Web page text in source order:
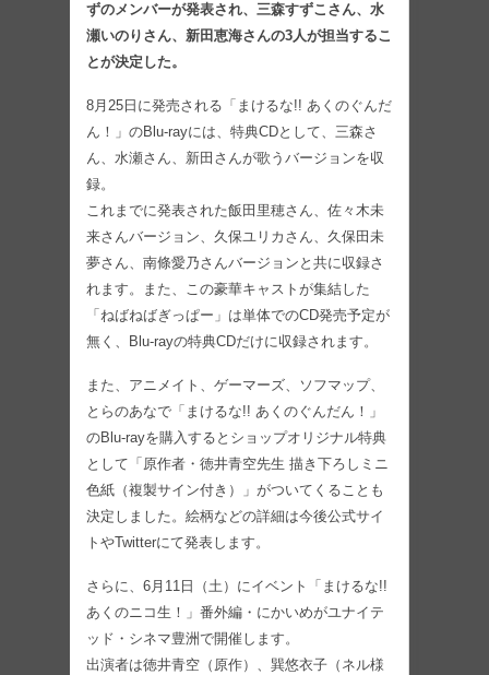
ずのメンバーが発表され、三森すずこさん、水
瀬いのりさん、新田恵海さんの3人が担当するこ
とが決定した。
8月25日に発売される「まけるな!! あくのぐんだ
ん！」のBlu-rayには、特典CDとして、三森さ
ん、水瀬さん、新田さんが歌うバージョンを収
録。
これまでに発表された飯田里穂さん、佐々木未
来さんバージョン、久保ユリカさん、久保田未
夢さん、南條愛乃さんバージョンと共に収録さ
れます。また、この豪華キャストが集結した
「ねばねばぎっぱー」は単体でのCD発売予定が
無く、Blu-rayの特典CDだけに収録されます。
また、アニメイト、ゲーマーズ、ソフマップ、
とらのあなで「まけるな!! あくのぐんだん！」
のBlu-rayを購入するとショップオリジナル特典
として「原作者・徳井青空先生 描き下ろしミニ
色紙（複製サイン付き）」がついてくることも
決定しました。絵柄などの詳細は今後公式サイ
トやTwitterにて発表します。
さらに、6月11日（土）にイベント「まけるな!!
あくのニコ生！」番外編・にかいめがユナイテ
ッド・シネマ豊洲で開催します。
出演者は徳井青空（原作）、巽悠衣子（ネル様